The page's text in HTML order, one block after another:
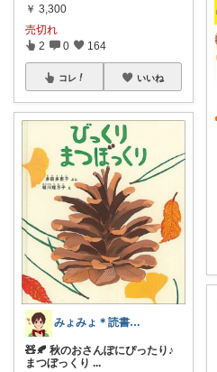
￥ 3,300
売切れ
2 0 164
コレ いいね
みょみょ＊読書&子育て👦👧📚
🧸🍂 秋のおさんぽにぴったり♪
まつぼっくり ...